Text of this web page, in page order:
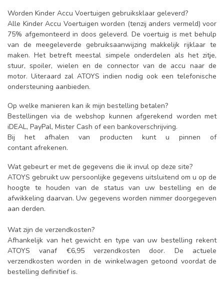
Worden Kinder Accu Voertuigen gebruiksklaar geleverd?
Alle Kinder Accu Voertuigen worden (tenzij anders vermeld) voor
75% afgemonteerd in doos geleverd. De voertuig is met behulp
van de meegeleverde gebruiksaanwijzing makkelijk rijklaar te
maken. Het betreft meestal simpele onderdelen als het zitje,
stuur, spoiler, wielen en de connector van de accu naar de
motor. Uiteraard zal ATOYS indien nodig ook een telefonische
ondersteuning aanbieden.
Op welke manieren kan ik mijn bestelling betalen?
Bestellingen via de webshop kunnen afgerekend worden met
iDEAL, PayPal, Mister Cash of een bankoverschrijving.
Bij het afhalen van producten kunt u pinnen of
contant afrekenen.
Wat gebeurt er met de gegevens die ik invul op deze site?
ATOYS gebruikt uw persoonlijke gegevens uitsluitend om u op de
hoogte te houden van de status van uw bestelling en de
afwikkeling daarvan. Uw gegevens worden nimmer doorgegeven
aan derden.
Wat zijn de verzendkosten?
Afhankelijk van het gewicht en type van uw bestelling rekent
ATOYS vanaf €6,95 verzendkosten door. De actuele
verzendkosten worden in de winkelwagen getoond voordat de
bestelling definitief is.